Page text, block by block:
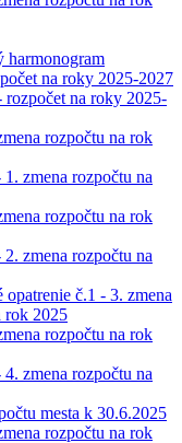
harmonogram
na roky 2025-2027
rozpočet na roky 2025-
rozpočtu na rok
1. zmena rozpočtu na
rozpočtu na rok
2. zmena rozpočtu na
opatrenie č.1 - 3. zmena
rok 2025
rozpočtu na rok
4. zmena rozpočtu na
mesta k 30.6.2025
rozpočtu na rok